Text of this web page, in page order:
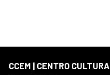
CCEM | CENTRO